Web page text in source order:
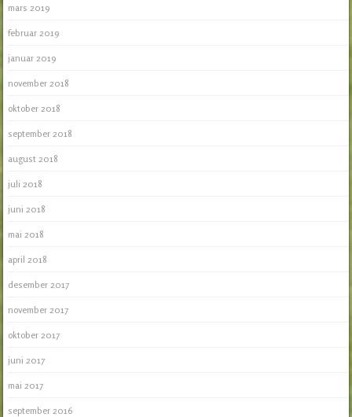
mars 2019
februar 2019
januar 2019
november 2018
oktober 2018
september 2018
august 2018
juli 2018
juni 2018
mai 2018
april 2018
desember 2017
november 2017
oktober 2017
juni 2017
mai 2017
september 2016